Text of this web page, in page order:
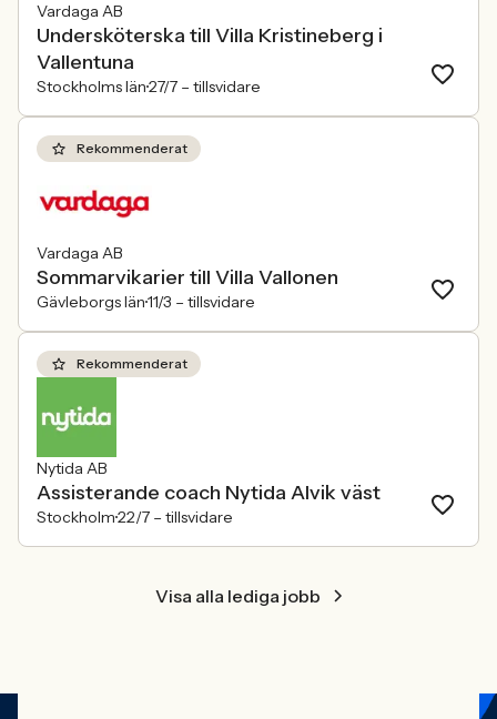
Vardaga AB
Undersköterska till Villa Kristineberg i
Vallentuna
Stockholms län27/7 – tillsvidare
Rekommenderat
Vardaga AB
Sommarvikarier till Villa Vallonen
Gävleborgs län11/3 – tillsvidare
Rekommenderat
Nytida AB
Assisterande coach Nytida Alvik väst
Stockholm22/7 – tillsvidare
Visa alla lediga jobb